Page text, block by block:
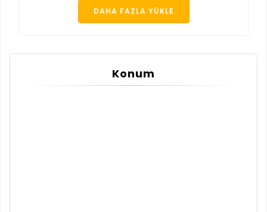
DAHA FAZLA YÜKLE
Konum